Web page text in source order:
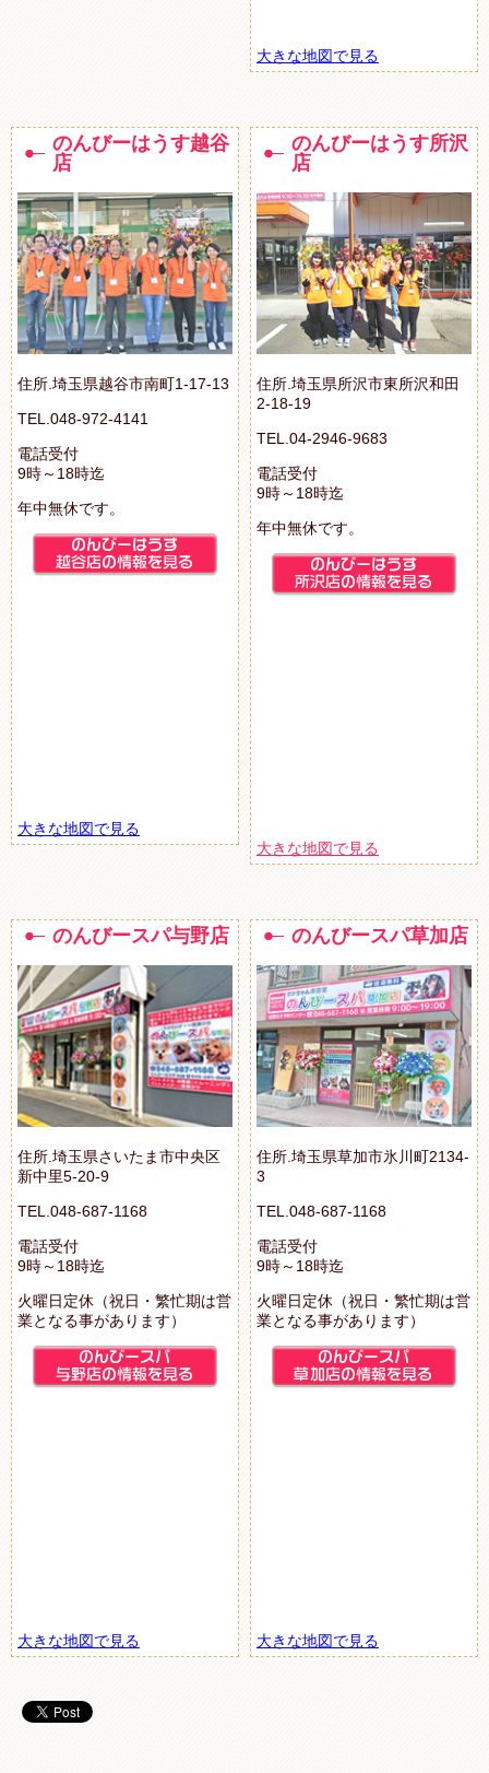
大きな地図で見る
のんびーはうす越谷
店
住所.埼玉県越谷市南町1-17-13
TEL.048-972-4141
電話受付
9時～18時迄
年中無休です。
大きな地図で見る
のんびーはうす所沢
店
住所.埼玉県所沢市東所沢和田
2-18-19
TEL.04-2946-9683
電話受付
9時～18時迄
年中無休です。
大きな地図で見る
のんびースパ与野店
住所.埼玉県さいたま市中央区
新中里5-20-9
TEL.048-687-1168
電話受付
9時～18時迄
火曜日定休（祝日・繁忙期は営
業となる事があります）
大きな地図で見る
のんびースパ草加店
住所.埼玉県草加市氷川町2134-
3
TEL.048-687-1168
電話受付
9時～18時迄
火曜日定休（祝日・繁忙期は営
業となる事があります）
大きな地図で見る